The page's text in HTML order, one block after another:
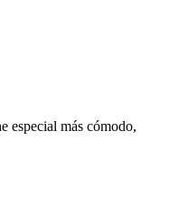
especial más cómodo,